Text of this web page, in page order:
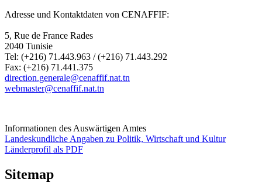
Adresse und Kontaktdaten von CENAFFIF:
5, Rue de France Rades
2040 Tunisie
Tel: (+216) 71.443.963 / (+216) 71.443.292
Fax: (+216) 71.441.375
direction.generale@cenaffif.nat.tn
webmaster@cenaffif.nat.tn
Informationen des Auswärtigen Amtes
Landeskundliche Angaben zu Politik, Wirtschaft und Kultur
Länderprofil als PDF
Sitemap